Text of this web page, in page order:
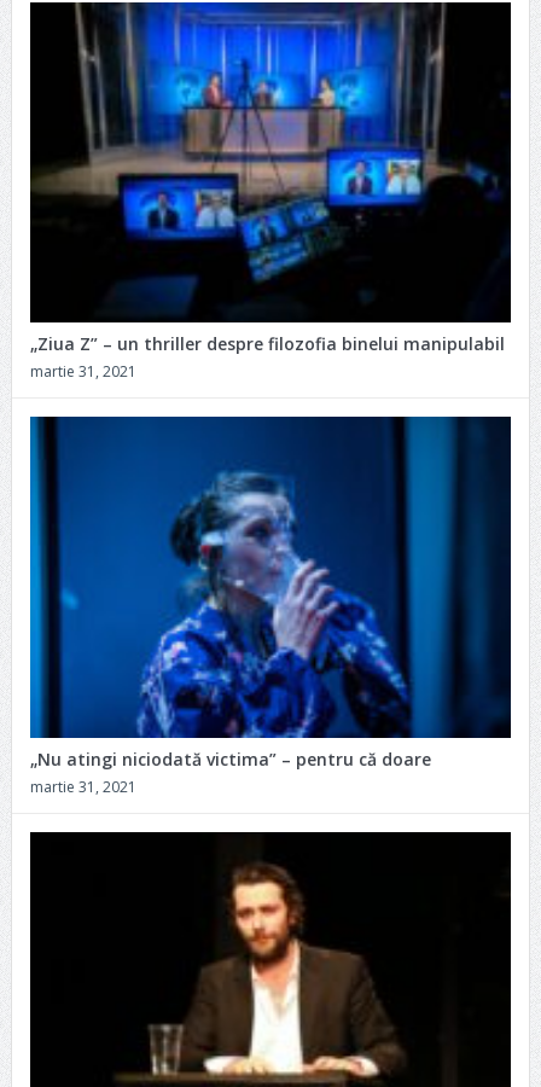
„Ziua Z” – un thriller despre filozofia binelui manipulabil
martie 31, 2021
„Nu atingi niciodată victima” – pentru că doare
martie 31, 2021